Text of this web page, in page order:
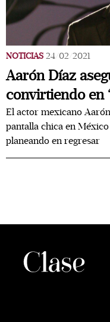
NOTICIAS 24/02/2021
Aarón Díaz
convirtiendo en
El actor mexicano
pantalla chica en
planeando en regresar